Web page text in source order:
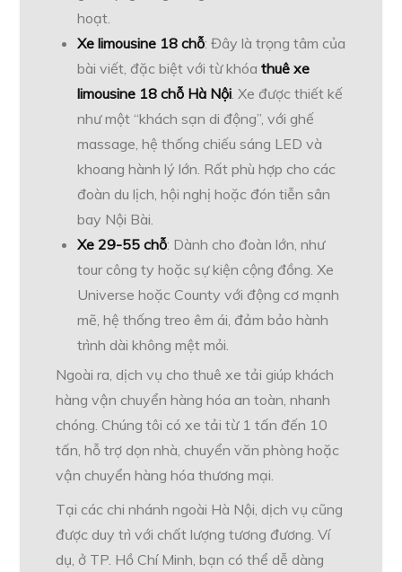
hoạt.
Xe limousine 18 chỗ: Đây là trọng tâm của
bài viết, đặc biệt với từ khóathuê xe
limousine 18 chỗ Hà Nội . Xe được thiết kế
như một “khách sạn di động”, với ghế
massage, hệ thống chiếu sáng LED và
khoang hành lý lớn. Rất phù hợp cho các
đoàn du lịch, hội nghị hoặc đón tiễn sân
bay Nội Bài.
Xe 29-55 chỗ: Dành cho đoàn lớn, như
tour công ty hoặc sự kiện cộng đồng. Xe
Universe hoặc County với động cơ mạnh
mẽ, hệ thống treo êm ái, đảm bảo hành
trình dài không mệt mỏi.
Ngoài ra, dịch vụ cho thuê xe tải giúp khách
hàng vận chuyển hàng hóa an toàn, nhanh
chóng. Chúng tôi có xe tải từ 1 tấn đến 10
tấn, hỗ trợ dọn nhà, chuyển văn phòng hoặc
vận chuyển hàng hóa thương mại.
Tại các chi nhánh ngoài Hà Nội, dịch vụ cũng
được duy trì với chất lượng tương đương. Ví
dụ, ở TP. Hồ Chí Minh, bạn có thể dễ dàng